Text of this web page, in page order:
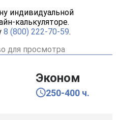
индивидуальной
калькуляторе.
8 (800) 222-70-59.
для просмотра
Эконом
250-400 ч.